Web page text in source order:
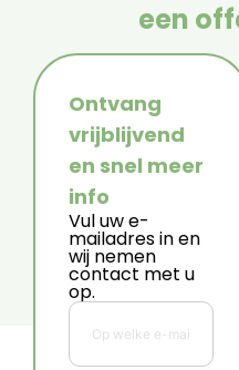
een
Ontvang
vrijblijvend
en snel meer
info
Vul uw e-
mailadres in en
wij nemen
contact met u
op.